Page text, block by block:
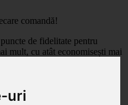
uri
comandă!
de fidelitate pentru
mult, cu atât economisești mai